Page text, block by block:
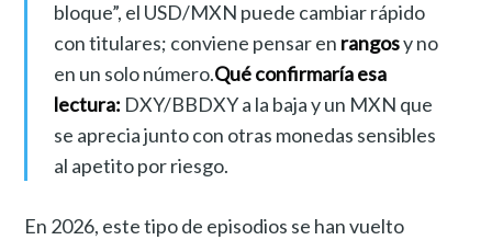
bloque”, el USD/MXN puede cambiar rápido
con titulares; conviene pensar en rangosy no
en un solo número.Qué confirmaría esa
lectura: DXY/BBDXY a la baja y un MXN que
se aprecia junto con otras monedas sensibles
al apetito por riesgo.
En 2026, este tipo de episodios se han vuelto